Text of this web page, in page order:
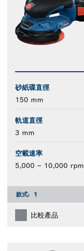
砂紙碟直徑
150 mm
軌道直徑
3 mm
空載速率
5,000 – 10,000 rpm
款式: 1
比較產品